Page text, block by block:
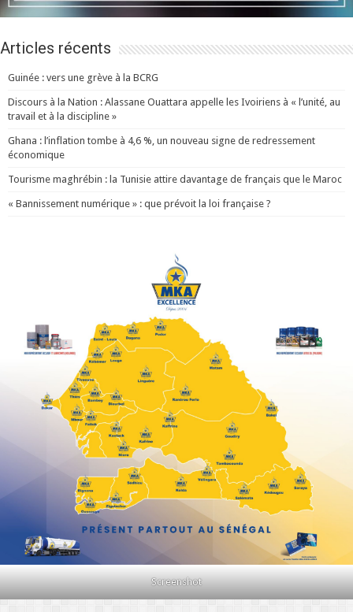
Articles récents
Guinée : vers une grève à la BCRG
Discours à la Nation : Alassane Ouattara appelle les Ivoiriens à « l’unité, au
travail et à la discipline »
Ghana : l’inflation tombe à 4,6 %, un nouveau signe de redressement
économique
Tourisme maghrébin : la Tunisie attire davantage de français que le Maroc
« Bannissement numérique » : que prévoit la loi française ?
Screenshot